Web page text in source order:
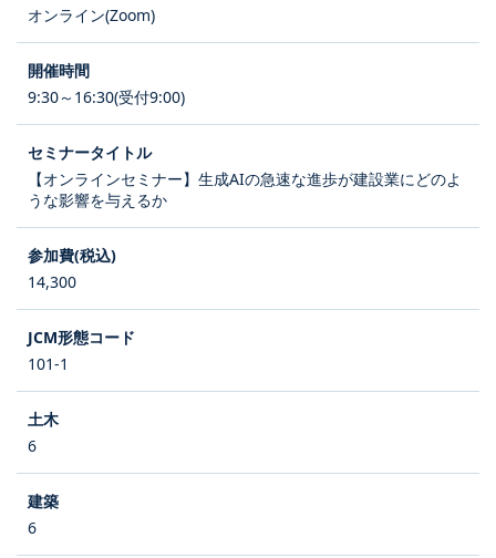
オンライン(Zoom)
9:30～16:30(受付9:00)
【オンラインセミナー】生成AIの急速な進歩が建設業にどのよ
うな影響を与えるか
14,300
101-1
6
6